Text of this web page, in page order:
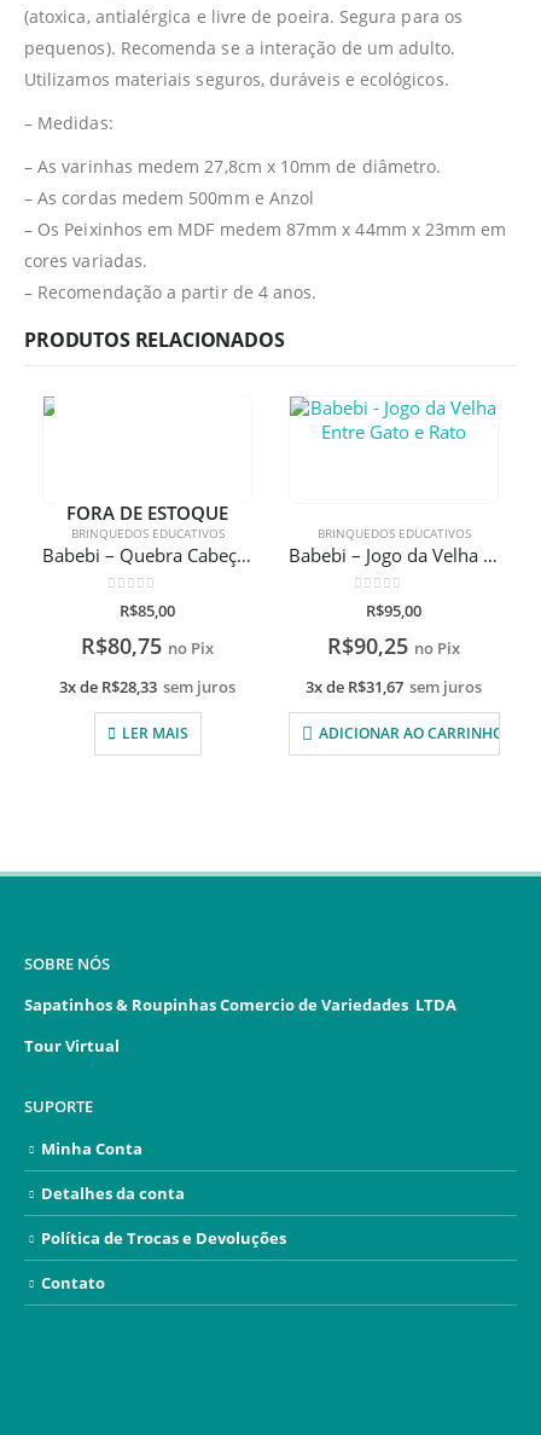
(atoxica, antialérgica e livre de poeira. Segura para os
pequenos). Recomenda se a interação de um adulto.
Utilizamos materiais seguros, duráveis e ecológicos.
– Medidas:
– As varinhas medem 27,8cm x 10mm de diâmetro.
– As cordas medem 500mm e Anzol
– Os Peixinhos em MDF medem 87mm x 44mm x 23mm em
cores variadas.
– Recomendação a partir de 4 anos.
PRODUTOS RELACIONADOS
FORA DE ESTOQUE
BRINQUEDOS EDUCATIVOS
Babebi – Quebra Cabeça De Encaixe Transportes Cores E Formas
de 5
R$85,00
R$80,75 no Pix
3x de R$28,33 sem juros
LER MAIS
BRINQUEDOS EDUCATIVOS
Babebi – Jogo da Velha Entre Gato e Rato
de 5
R$95,00
R$90,25 no Pix
3x de R$31,67 sem juros
ADICIONAR AO CARRINHO
SOBRE NÓS
Sapatinhos & Roupinhas Comercio de Variedades LTDA
Tour Virtual
SUPORTE
Minha Conta
Detalhes da conta
Política de Trocas e Devoluções
Contato